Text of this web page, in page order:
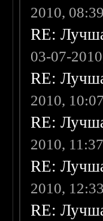
2010,
RE:
03-07-
RE:
2010,
RE:
2010,
RE:
2010,
RE: